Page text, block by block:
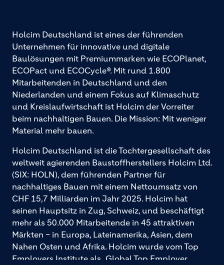
Holcim Deutschland ist eines der führenden
Unternehmen für innovative und digitale
Baulösungen mit Premiummarken wie ECOPlanet,
ECOPact und ECOCycle®. Mit rund 1.800
Mitarbeitenden in Deutschland und den
Niederlanden und einem Fokus auf Klimaschutz
und Kreislaufwirtschaft ist Holcim der Vorreiter
beim nachhaltigen Bauen. Die Mission: Mit weniger
Material mehr bauen.
Holcim Deutschland ist die Tochtergesellschaft des
weltweit agierenden Baustoffherstellers Holcim Ltd.
(SIX: HOLN), dem führenden Partner für
nachhaltiges Bauen mit einem Nettoumsatz von
CHF 15,7 Milliarden im Jahr 2025. Holcim hat
seinen Hauptsitz in Zug, Schweiz, und beschäftigt
mehr als 50.000 Mitarbeitende in 45 attraktiven
Märkten – in Europa, Lateinamerika, Asien, dem
Nahen Osten und Afrika. Holcim wurde vom Top
Employers Institute als „Global Top Employer